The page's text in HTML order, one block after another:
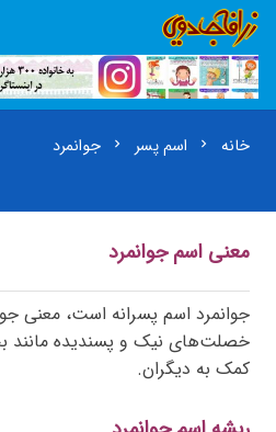
خانه chevron_right اسم پسر chevron_right جوانمرد
معنی اسم جوانمرد
جوانمرد اسم پسرانه است، معنی
خصلت‌های نیک و پسندیده مانند
کمک به دیگران.